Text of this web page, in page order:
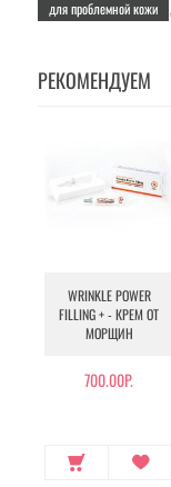
для проблемной кожи
РЕКОМЕНДУЕМ
WRINKLE POWER
FILLING + - КРЕМ ОТ
МОРЩИН
700.00Р.